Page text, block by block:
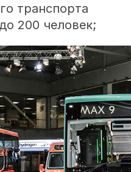
транспорта
200 человек;